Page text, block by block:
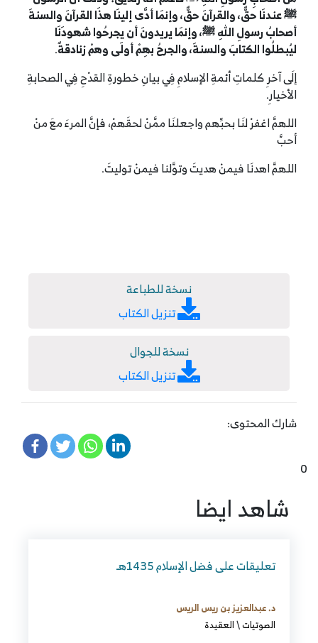
ﷺ عندنَا حقٌّ، والقرآنَ حقٌّ، وإنمَا أدَّى إلينَا هذَا القرآنَ والسنةَ
أصحابُ رسولِ اللهِ ﷺ، وإنمَا يريدونَ أن يجرحُوا شهودَنَا
ليُبطلُوا الكتابَ والسنةَ، والجرحُ بهِمْ أولَى وهمْ زنادقةٌ.
إلَى آخرِ كلماتِ أئمةِ الإسلامِ فِي بيانِ خطورةِ القدْحِ فِي الصحابةِ
الأخيارِ.
اللهمَّ اغفرْ لنَا بحبِّهم واجعلنَا ممَّنْ لحقَهمْ، فإنَّ المرءَ معَ منْ
أحبَّ
اللهمَّ اهدنَا فيمنْ هديتَ وتوَّلنا فيمنْ توليتَ.
نسخة للطباعة
تنزيل الكتاب
نسخة للجوال
تنزيل الكتاب
شارك المحتوى:
0
شاهد ايضا
تعليقات على فضل الإسلام 1435هـ
د. عبدالعزيز بن ريس الريس
الصوتيات\العقيدة